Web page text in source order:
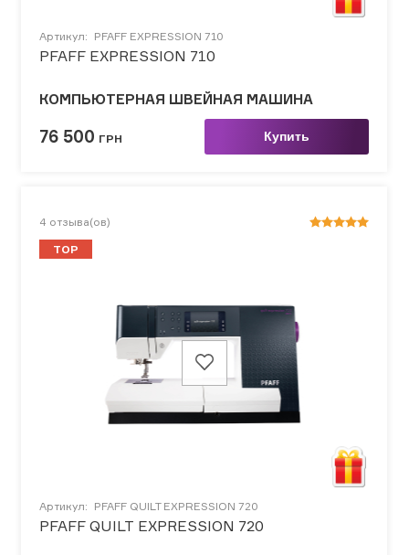
Артикул: PFAFF EXPRESSION 710
PFAFF EXPRESSION 710
КОМПЬЮТЕРНАЯ ШВЕЙНАЯ МАШИНА
76 500 ГРН Купить
4 отзыва(ов)
TOP
Артикул: PFAFF QUILT EXPRESSION 720
PFAFF QUILT EXPRESSION 720